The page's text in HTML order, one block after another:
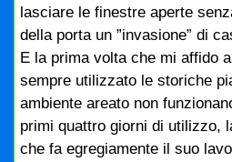
lasciare le finestre aperte
della porta un ”invasione” di
E la prima volta che mi affido
sempre utilizzato le storiche
ambiente areato non
primi quattro giorni di utilizzo,
che fa egregiamente il suo